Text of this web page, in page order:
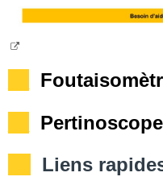
__ Foutaisomètre
__ Pertinoscope
Liens rapides